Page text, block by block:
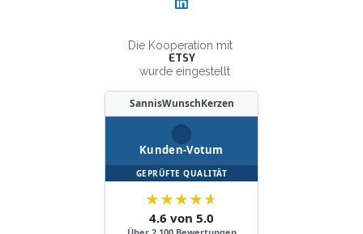
Die Kooperation mit
ETSY
wurde eingestellt
SannisWunschKerzen
Kunden-Votum
GEPRÜFTE QUALITÄT
★★★★★
4.6 von 5.0